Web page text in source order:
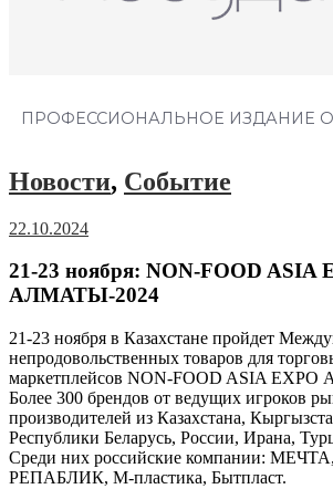
ПРОФЕССИОНАЛЬНОЕ ИЗДАНИЕ
Новости, Событие
22.10.2024
21-23 ноября: NON-FOOD ASIA
АЛМАТЫ-2024
21-23 ноября в Казахстане пройдет
непродовольственных товаров для
маркетплейсов NON-FOOD ASIA
Более 300 брендов от ведущих игроков
производителей из Казахстана,
Республики Беларусь, России, Ирана,
Среди них российские компании:
РЕПАБЛИК, М-пластика, Бытпласт.